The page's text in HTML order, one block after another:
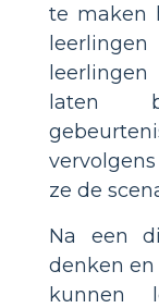
te maken
laten
ze de
Na een
denken
kunnen